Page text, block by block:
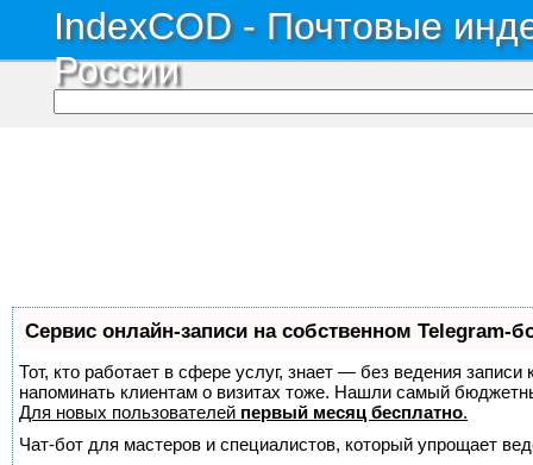
IndexCOD - Почтовые
России
Сервис онлайн-записи на собственном Telegram-
Тот, кто работает в сфере услуг, знает — без ведения
напоминать клиентам о визитах тоже. Нашли самый
Для новых пользователей первый месяц бесплатно.
Чат-бот для мастеров и специалистов, который упрощает